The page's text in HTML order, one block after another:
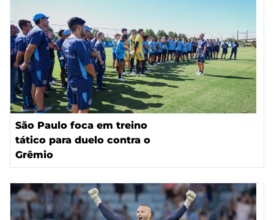
São Paulo foca em treino
tático para duelo contra o
Grêmio